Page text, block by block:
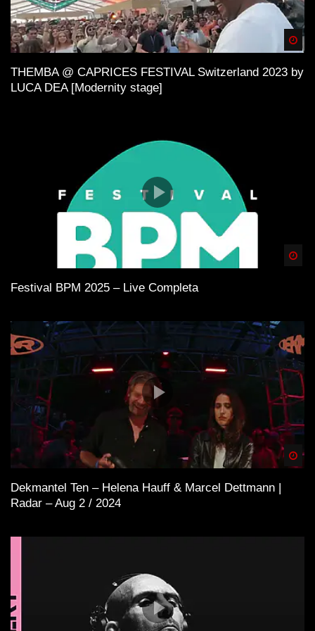
THEMBA @ CAPRICES FESTIVAL Switzerland 2023 by
LUCA DEA [Modernity stage]
Festival BPM 2025 – Live Completa
Dekmantel Ten – Helena Hauff & Marcel Dettmann |
Radar – Aug 2 / 2024